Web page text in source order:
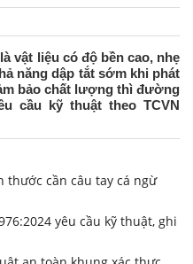
vật liệu có độ bền cao, nhẹ
năng dập tắt sớm khi phát
bảo chất lượng thì đường
cầu kỹ thuật theo TCVN
thước cần câu tay cá ngừ
yêu cầu kỹ thuật, ghi